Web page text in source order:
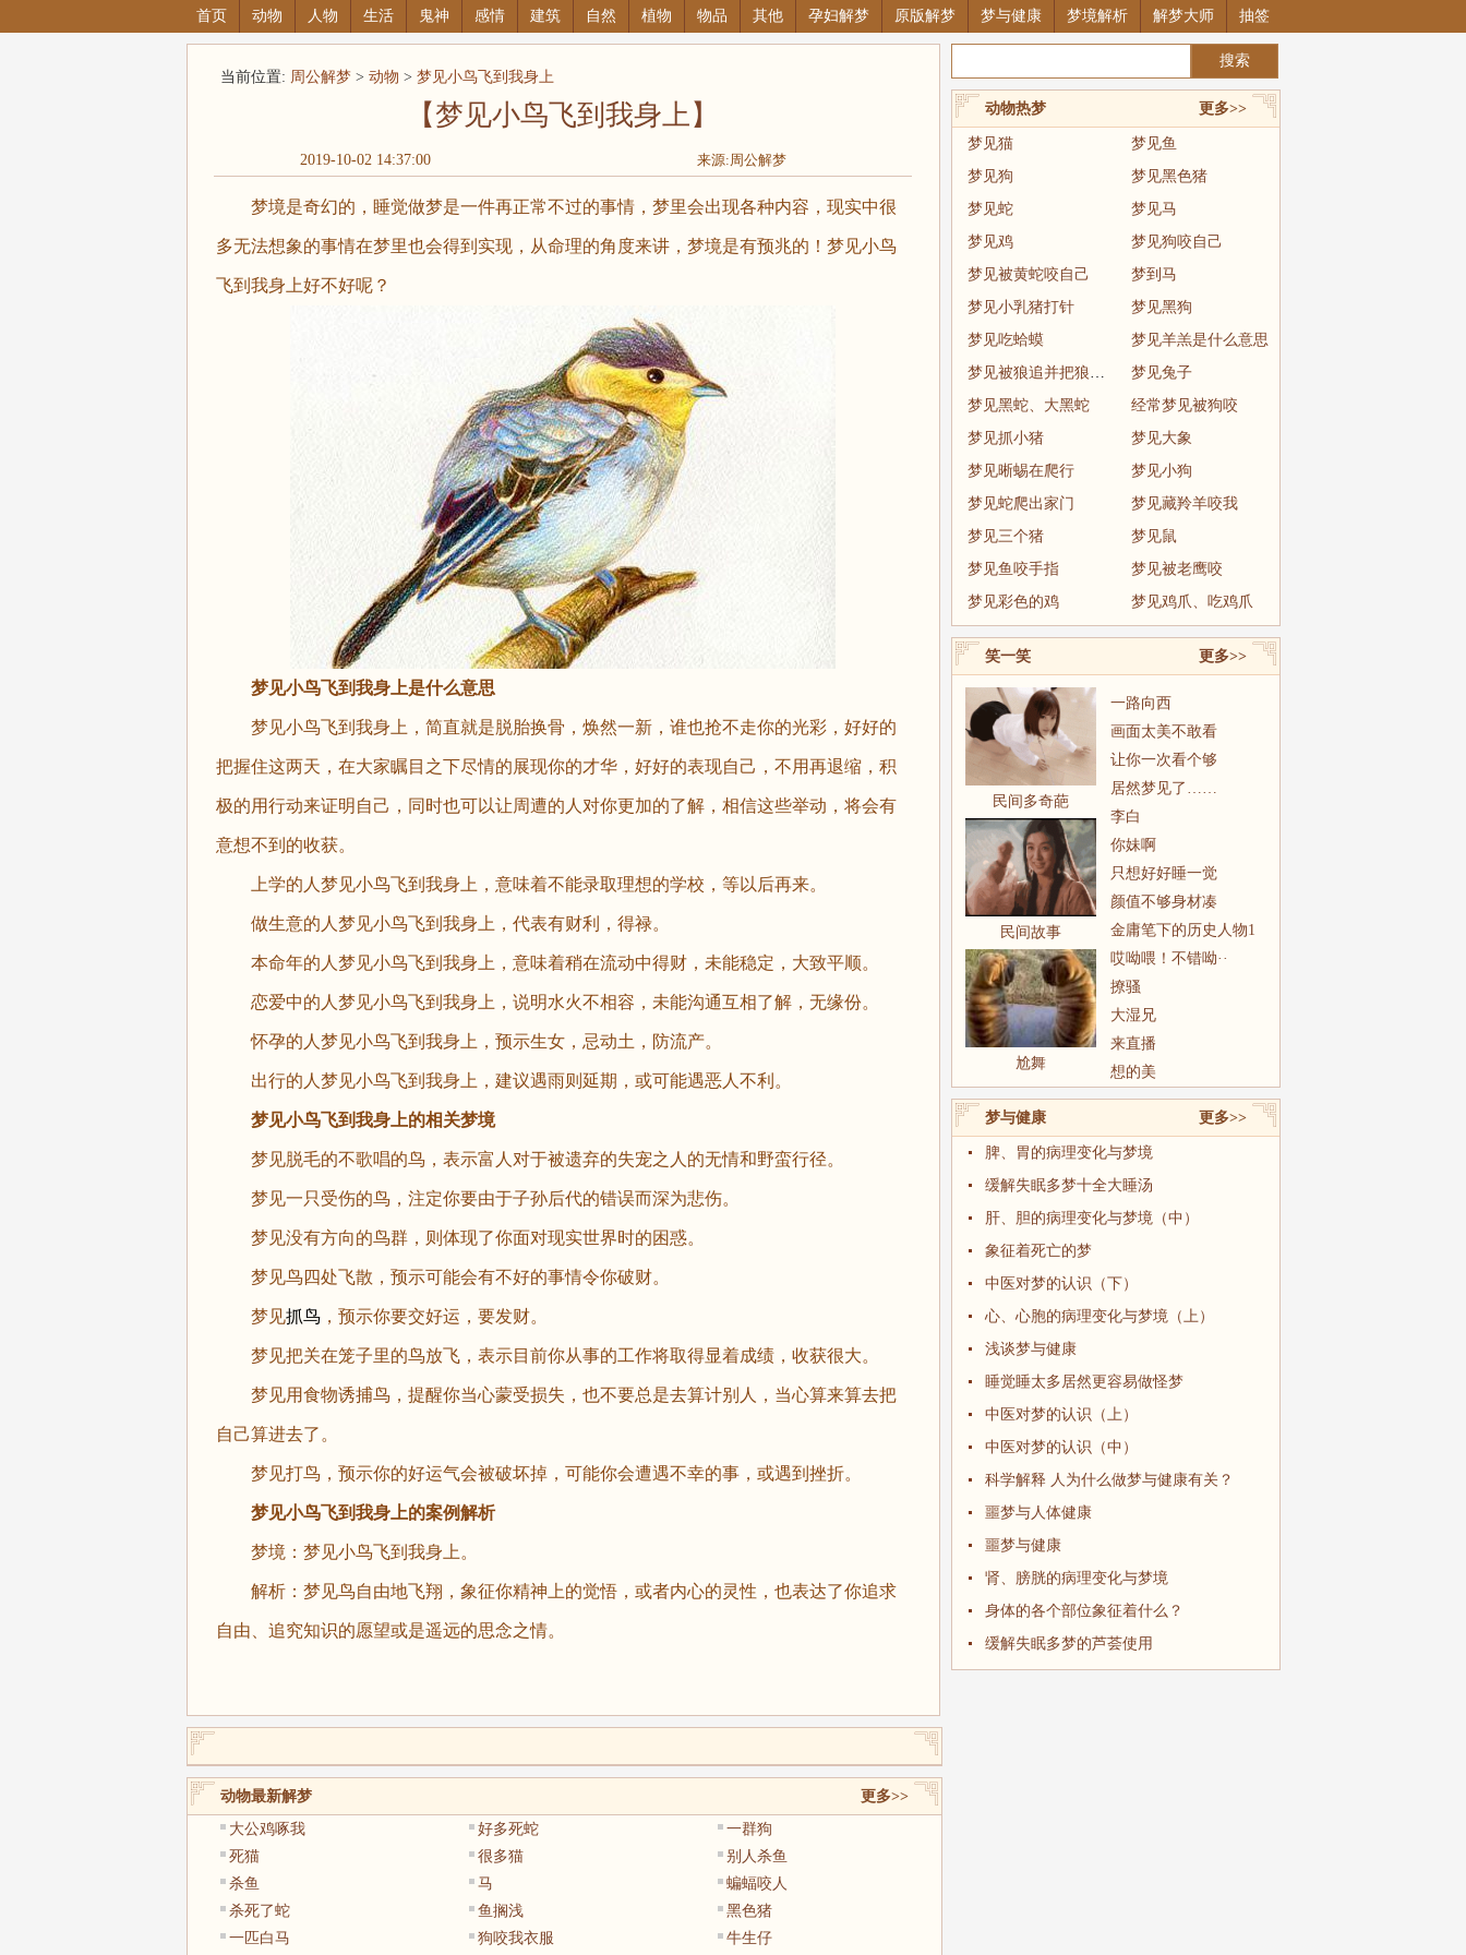
首页 动物 人物 生活 鬼神 感情 建筑 自然 植物 物品 其他 孕妇解梦 原版解梦 梦与健康 梦境解析 解梦大师 抽签
当前位置: 周公解梦> 动物 > 梦见小鸟飞到我身上
【梦见小鸟飞到我身上】
2019-10-02 14:37:00 来源:周公解梦
梦境是奇幻的，睡觉做梦是一件再正常不过的事情，梦里会出现各种内容，现实中很
多无法想象的事情在梦里也会得到实现，从命理的角度来讲，梦境是有预兆的！梦见小鸟
飞到我身上好不好呢？
梦见小鸟飞到我身上是什么意思
梦见小鸟飞到我身上，简直就是脱胎换骨，焕然一新，谁也抢不走你的光彩，好好的
把握住这两天，在大家瞩目之下尽情的展现你的才华，好好的表现自己，不用再退缩，积
极的用行动来证明自己，同时也可以让周遭的人对你更加的了解，相信这些举动，将会有
意想不到的收获。
上学的人梦见小鸟飞到我身上，意味着不能录取理想的学校，等以后再来。
做生意的人梦见小鸟飞到我身上，代表有财利，得禄。
本命年的人梦见小鸟飞到我身上，意味着稍在流动中得财，未能稳定，大致平顺。
恋爱中的人梦见小鸟飞到我身上，说明水火不相容，未能沟通互相了解，无缘份。
怀孕的人梦见小鸟飞到我身上，预示生女，忌动土，防流产。
出行的人梦见小鸟飞到我身上，建议遇雨则延期，或可能遇恶人不利。
梦见小鸟飞到我身上的相关梦境
梦见脱毛的不歌唱的鸟，表示富人对于被遗弃的失宠之人的无情和野蛮行径。
梦见一只受伤的鸟，注定你要由于子孙后代的错误而深为悲伤。
梦见没有方向的鸟群，则体现了你面对现实世界时的困惑。
梦见鸟四处飞散，预示可能会有不好的事情令你破财。
梦见抓鸟，预示你要交好运，要发财。
梦见把关在笼子里的鸟放飞，表示目前你从事的工作将取得显着成绩，收获很大。
梦见用食物诱捕鸟，提醒你当心蒙受损失，也不要总是去算计别人，当心算来算去把
自己算进去了。
梦见打鸟，预示你的好运气会被破坏掉，可能你会遭遇不幸的事，或遇到挫折。
梦见小鸟飞到我身上的案例解析
梦境：梦见小鸟飞到我身上。
解析：梦见鸟自由地飞翔，象征你精神上的觉悟，或者内心的灵性，也表达了你追求
自由、追究知识的愿望或是遥远的思念之情。
动物最新解梦
更多>>
大公鸡啄我
好多死蛇
一群狗
死猫
很多猫
别人杀鱼
杀鱼
马
蝙蝠咬人
杀死了蛇
鱼搁浅
黑色猪
一匹白马
狗咬我衣服 牛生仔
更多>>
动物热梦
梦见猫
梦见鱼
梦见狗
梦见黑色猪
梦见蛇
梦见马
梦见鸡
梦见狗咬自己
梦见被黄蛇咬自己
梦到马
梦见小乳猪打针
梦见黑狗
梦见吃蛤蟆
梦见羊羔是什么意思
梦见被狼追并把狼制服
梦见兔子
梦见黑蛇、大黑蛇
经常梦见被狗咬
梦见抓小猪
梦见大象
梦见晰蜴在爬行
梦见小狗
梦见蛇爬出家门
梦见藏羚羊咬我
梦见三个猪
梦见鼠
梦见鱼咬手指
梦见被老鹰咬
梦见彩色的鸡
梦见鸡爪、吃鸡爪
更多>>
笑一笑
民间多奇葩
民间故事
尬舞
一路向西
画面太美不敢看
让你一次看个够
居然梦见了……
李白
你妹啊
只想好好睡一觉
颜值不够身材凑
金庸笔下的历史人物1
哎呦喂！不错呦··
撩骚
大湿兄
来直播
想的美
更多>>
梦与健康
脾、胃的病理变化与梦境
缓解失眠多梦十全大睡汤
肝、胆的病理变化与梦境（中）
象征着死亡的梦
中医对梦的认识（下）
心、心胞的病理变化与梦境（上）
浅谈梦与健康
睡觉睡太多居然更容易做怪梦
中医对梦的认识（上）
中医对梦的认识（中）
科学解释 人为什么做梦与健康有关？
噩梦与人体健康
噩梦与健康
肾、膀胱的病理变化与梦境
身体的各个部位象征着什么？
缓解失眠多梦的芦荟使用